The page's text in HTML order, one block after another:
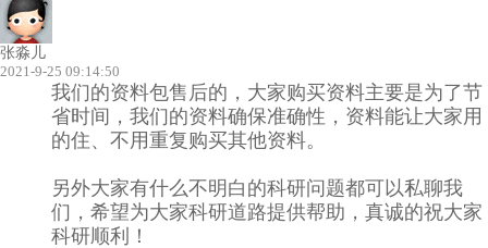
张淼儿
2021-9-25 09:14:50
我们的资料包售后的，大家购买资料主要是为了节
省时间，我们的资料确保准确性，资料能让大家用
的住、不用重复购买其他资料。
另外大家有什么不明白的科研问题都可以私聊我
们，希望为大家科研道路提供帮助，真诚的祝大家
科研顺利！